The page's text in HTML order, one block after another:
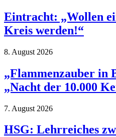
Eintracht: „Wollen
Kreis werden!“
8. August 2026
„Flammenzauber in
„Nacht der 10.000
7. August 2026
HSG: Lehrreiches